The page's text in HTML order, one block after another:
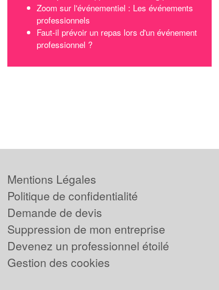
Zoom sur l'événementiel : Les événements
professionnels
Faut-il prévoir un repas lors d'un événement
professionnel ?
Mentions Légales
Politique de confidentialité
Demande de devis
Suppression de mon entreprise
Devenez un professionnel étoilé
Gestion des cookies